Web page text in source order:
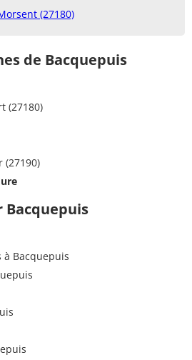
(27180)
de Bacquepuis
(27180)
(27190)
Bacquepuis
à Bacquepuis